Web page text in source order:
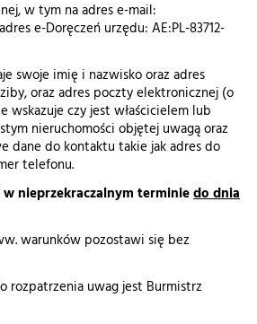
w tym na adres e-mail:
e-Doręczeń urzędu: AE:PL-83712-
swoje imię i nazwisko oraz adres
oraz adres poczty elektronicznej (o
wskazuje czy jest właścicielem lub
nieruchomości objętej uwagą oraz
dane do kontaktu takie jak adres do
telefonu.
w nieprzekraczalnym terminiedo dnia
warunków pozostawi się bez
rozpatrzenia uwag jest Burmistrz